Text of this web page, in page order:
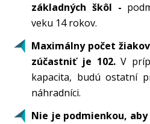
základných škôl -
veku 14 rokov.
Maximálny počet
zúčastniť je 102.V
kapacita, budú ostatní
náhradníci.
Nie je podmienkou,